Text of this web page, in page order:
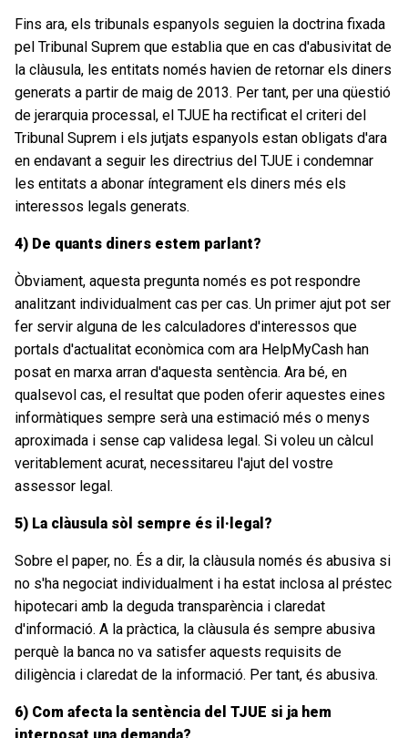
Fins ara, els tribunals espanyols seguien la doctrina fixada
pel Tribunal Suprem que establia que en cas d'abusivitat de
la clàusula, les entitats només havien de retornar els diners
generats a partir de maig de 2013. Per tant, per una qüestió
de jerarquia processal, el TJUE ha rectificat el criteri del
Tribunal Suprem i els jutjats espanyols estan obligats d'ara
en endavant a seguir les directrius del TJUE i condemnar
les entitats a abonar íntegrament els diners més els
interessos legals generats.
4) De quants diners estem parlant?
Òbviament, aquesta pregunta només es pot respondre
analitzant individualment cas per cas. Un primer ajut pot ser
fer servir alguna de les calculadores d'interessos que
portals d'actualitat econòmica com ara HelpMyCash han
posat en marxa arran d'aquesta sentència. Ara bé, en
qualsevol cas, el resultat que poden oferir aquestes eines
informàtiques sempre serà una estimació més o menys
aproximada i sense cap validesa legal. Si voleu un càlcul
veritablement acurat, necessitareu l'ajut del vostre
assessor legal.
5) La clàusula sòl sempre és il·legal?
Sobre el paper, no. És a dir, la clàusula només és abusiva si
no s'ha negociat individualment i ha estat inclosa al préstec
hipotecari amb la deguda transparència i claredat
d'informació. A la pràctica, la clàusula és sempre abusiva
perquè la banca no va satisfer aquests requisits de
diligència i claredat de la informació. Per tant, és abusiva.
6) Com afecta la sentència del TJUE si ja hem